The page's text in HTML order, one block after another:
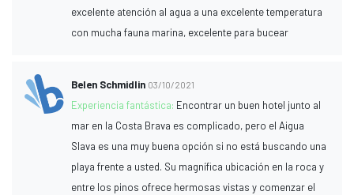
excelente atención al agua a una excelente temperatura
con mucha fauna marina, excelente para bucear
Belen Schmidlin 03/10/2021
Experiencia fantástica: Encontrar un buen hotel junto al
mar en la Costa Brava es complicado, pero el Aigua
Slava es una muy buena opción si no está buscando una
playa frente a usted. Su magnífica ubicación en la roca y
entre los pinos ofrece hermosas vistas y comenzar el